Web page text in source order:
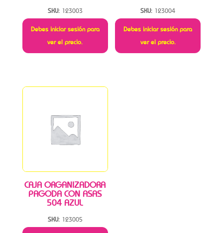
SKU: 123003
Debes iniciar sesión para
ver el precio.
SKU: 123004
Debes iniciar sesión para
ver el precio.
CAJA ORGANIZADORA
PAGODA CON ASAS
504 AZUL
SKU: 123005